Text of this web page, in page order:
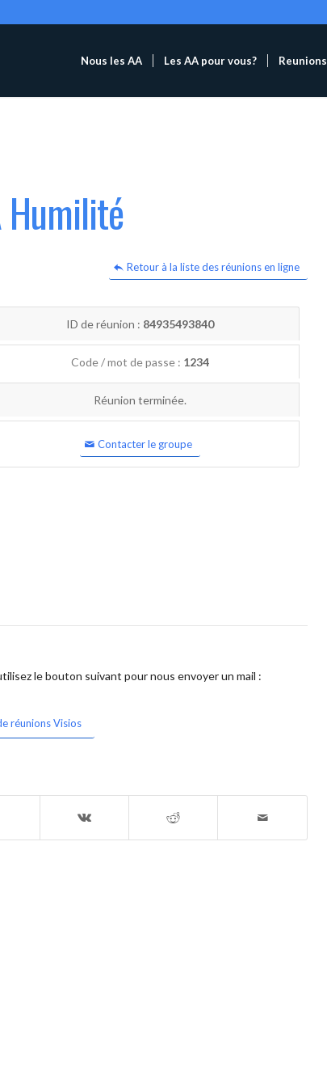
Nous les AA Les AA pour vous? Reunions
Humilité
Retour à la liste des réunions en ligne
ID de réunion : 84935493840
Code / mot de passe : 1234
Réunion terminée.
Contacter le groupe
le bouton suivant pour nous envoyer un mail :
réunions Visios